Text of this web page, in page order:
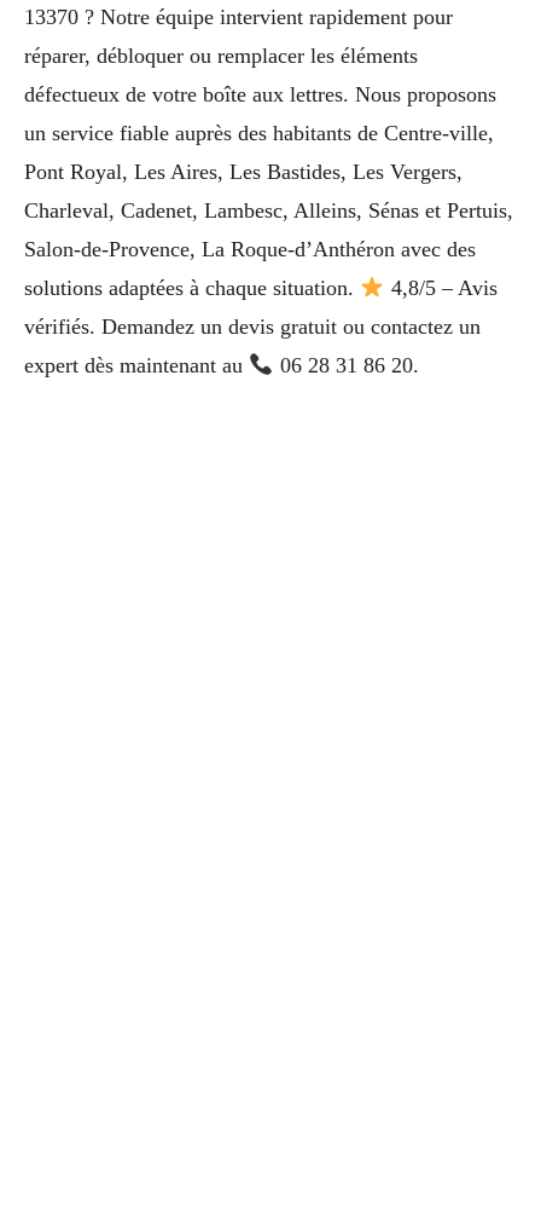
13370 ? Notre équipe intervient rapidement pour
réparer, débloquer ou remplacer les éléments
défectueux de votre boîte aux lettres. Nous proposons
un service fiable auprès des habitants de Centre-ville,
Pont Royal, Les Aires, Les Bastides, Les Vergers,
Charleval, Cadenet, Lambesc, Alleins, Sénas et Pertuis,
Salon-de-Provence, La Roque-d’Anthéron avec des
solutions adaptées à chaque situation.
4,8/5 – Avis
vérifiés. Demandez un devis gratuit ou contactez un
expert dès maintenant au
06 28 31 86 20.